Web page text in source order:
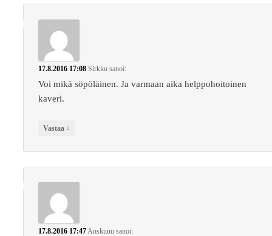
17.8.2016 17:08 Sirkku sanoi:
Voi mikä söpöläinen. Ja varmaan aika helppohoitoinen
kaveri.
Vastaa ↓
17.8.2016 17:47Anskuuu sanoi: